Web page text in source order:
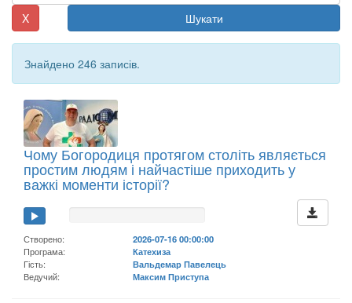
X Шукати
Знайдено 246 записів.
Чому Богородиця протягом століть являється
простим людям і найчастіше приходить у
важкі моменти історії?
Створено:
2026-07-16 00:00:00
Програма:
Катехиза
Гість:
Вальдемар Павелець
Ведучий:
Максим Приступа